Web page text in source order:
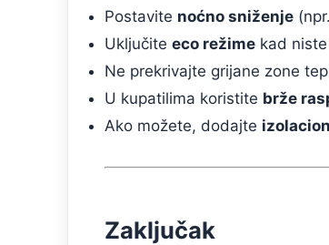
Postavite noćno sniženje
Uključite eco režime kad
Ne prekrivajte grijane zone
U kupatilima koristite brže
Ako možete, dodajte
Zaključak